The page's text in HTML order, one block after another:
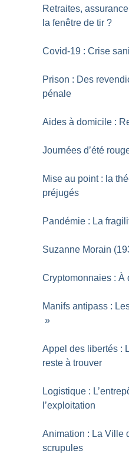
Retraites,
la fenêtre de tir ?
Covid-19 : Crise
Prison : Des
pénale
Aides à domicile :
Journées d’été
Mise au point : la
préjugés
Pandémie : La
Suzanne Morain
Cryptomonnaies : À
Manifs antipass :
»
Appel des libertés :
reste à trouver
Logistique :
l’exploitation
Animation : La Ville
scrupules